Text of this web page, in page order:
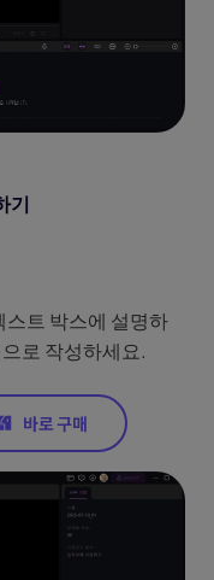
기
트 박스에 설명하
로 작성하세요.